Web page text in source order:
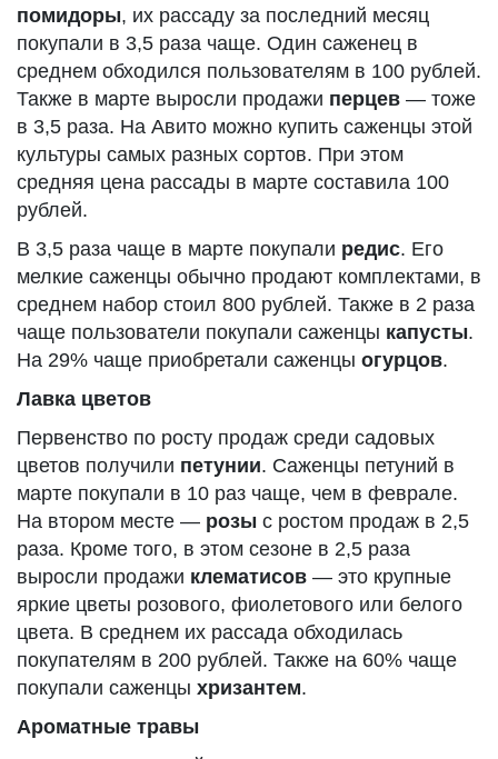
помидоры, их рассаду за последний месяц
покупали в 3,5 раза чаще. Один саженец в
среднем обходился пользователям в 100 рублей.
Также в марте выросли продажи перцев — тоже
в 3,5 раза. На Авито можно купить саженцы этой
культуры самых разных сортов. При этом
средняя цена рассады в марте составила 100
рублей.
В 3,5 раза чаще в марте покупали редис. Его
мелкие саженцы обычно продают комплектами, в
среднем набор стоил 800 рублей. Также в 2 раза
чаще пользователи покупали саженцы капусты.
На 29% чаще приобретали саженцы огурцов.
Лавка цветов
Первенство по росту продаж среди садовых
цветов получили петунии. Саженцы петуний в
марте покупали в 10 раз чаще, чем в феврале.
На втором месте — розы с ростом продаж в 2,5
раза. Кроме того, в этом сезоне в 2,5 раза
выросли продажи клематисов — это крупные
яркие цветы розового, фиолетового или белого
цвета. В среднем их рассада обходилась
покупателям в 200 рублей. Также на 60% чаще
покупали саженцы хризантем.
Ароматные травы